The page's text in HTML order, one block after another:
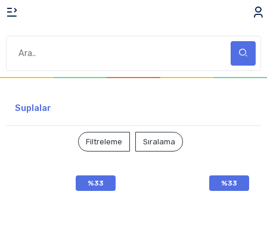
Suplalar
Filtreleme Sıralama
%33 %33